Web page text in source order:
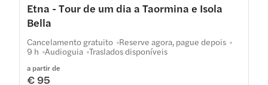
Etna - Tour de um dia a Taormina e Isola
Bella
a partir de
€ 95
Cancelamento gratuito Reserve agora, pague depois
9 h Audioguia Traslados disponíveis